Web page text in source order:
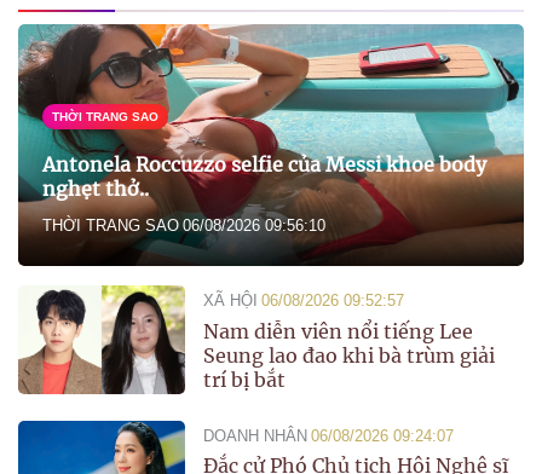
THỜI TRANG SAO
Antonela Roccuzzo selfie của Messi khoe body
nghẹt thở..
THỜI TRANG SAO 06/08/2026 09:56:10
XÃ HỘI 06/08/2026 09:52:57
Nam diễn viên nổi tiếng Lee
Seung lao đao khi bà trùm giải
trí bị bắt
DOANH NHÂN 06/08/2026 09:24:07
Đắc cử Phó Chủ tịch Hội Nghệ sĩ